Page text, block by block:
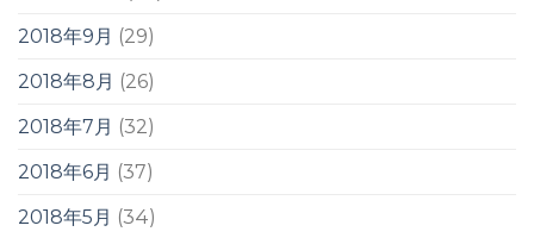
2018年9月 (29)
2018年8月 (26)
2018年7月 (32)
2018年6月 (37)
2018年5月 (34)